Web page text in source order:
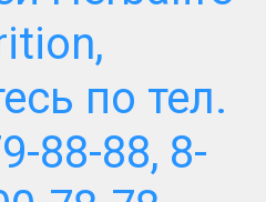
по тел.
88-88, 8-